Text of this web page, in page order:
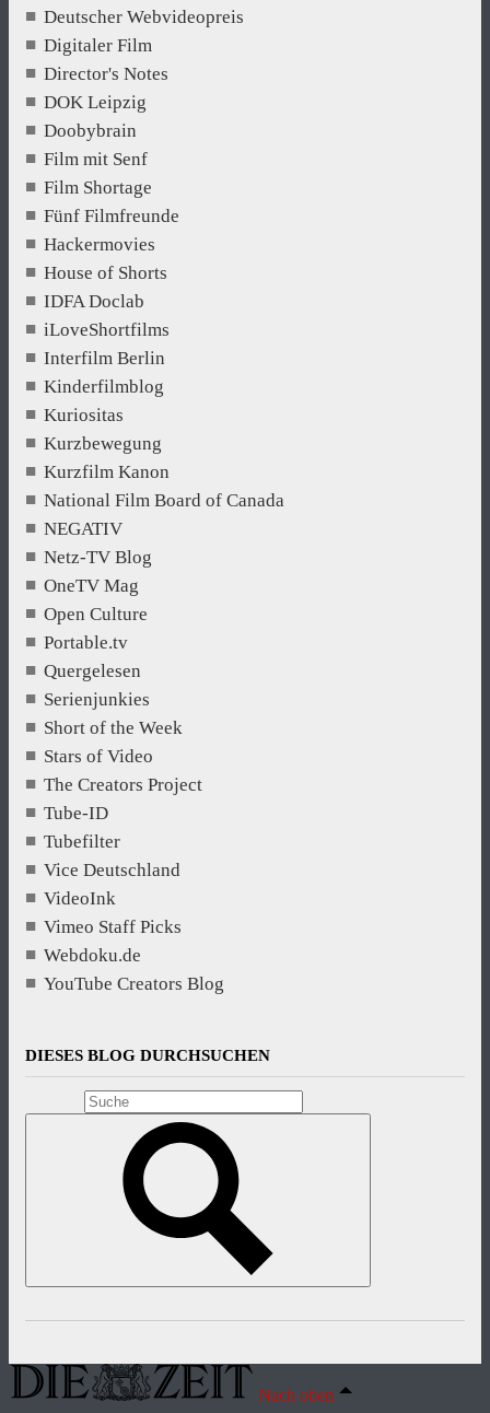
Deutscher Webvideopreis
Digitaler Film
Director's Notes
DOK Leipzig
Doobybrain
Film mit Senf
Film Shortage
Fünf Filmfreunde
Hackermovies
House of Shorts
IDFA Doclab
iLoveShortfilms
Interfilm Berlin
Kinderfilmblog
Kuriositas
Kurzbewegung
Kurzfilm Kanon
National Film Board of Canada
NEGATIV
Netz-TV Blog
OneTV Mag
Open Culture
Portable.tv
Quergelesen
Serienjunkies
Short of the Week
Stars of Video
The Creators Project
Tube-ID
Tubefilter
Vice Deutschland
VideoInk
Vimeo Staff Picks
Webdoku.de
YouTube Creators Blog
DIESES BLOG DURCHSUCHEN
Nach oben